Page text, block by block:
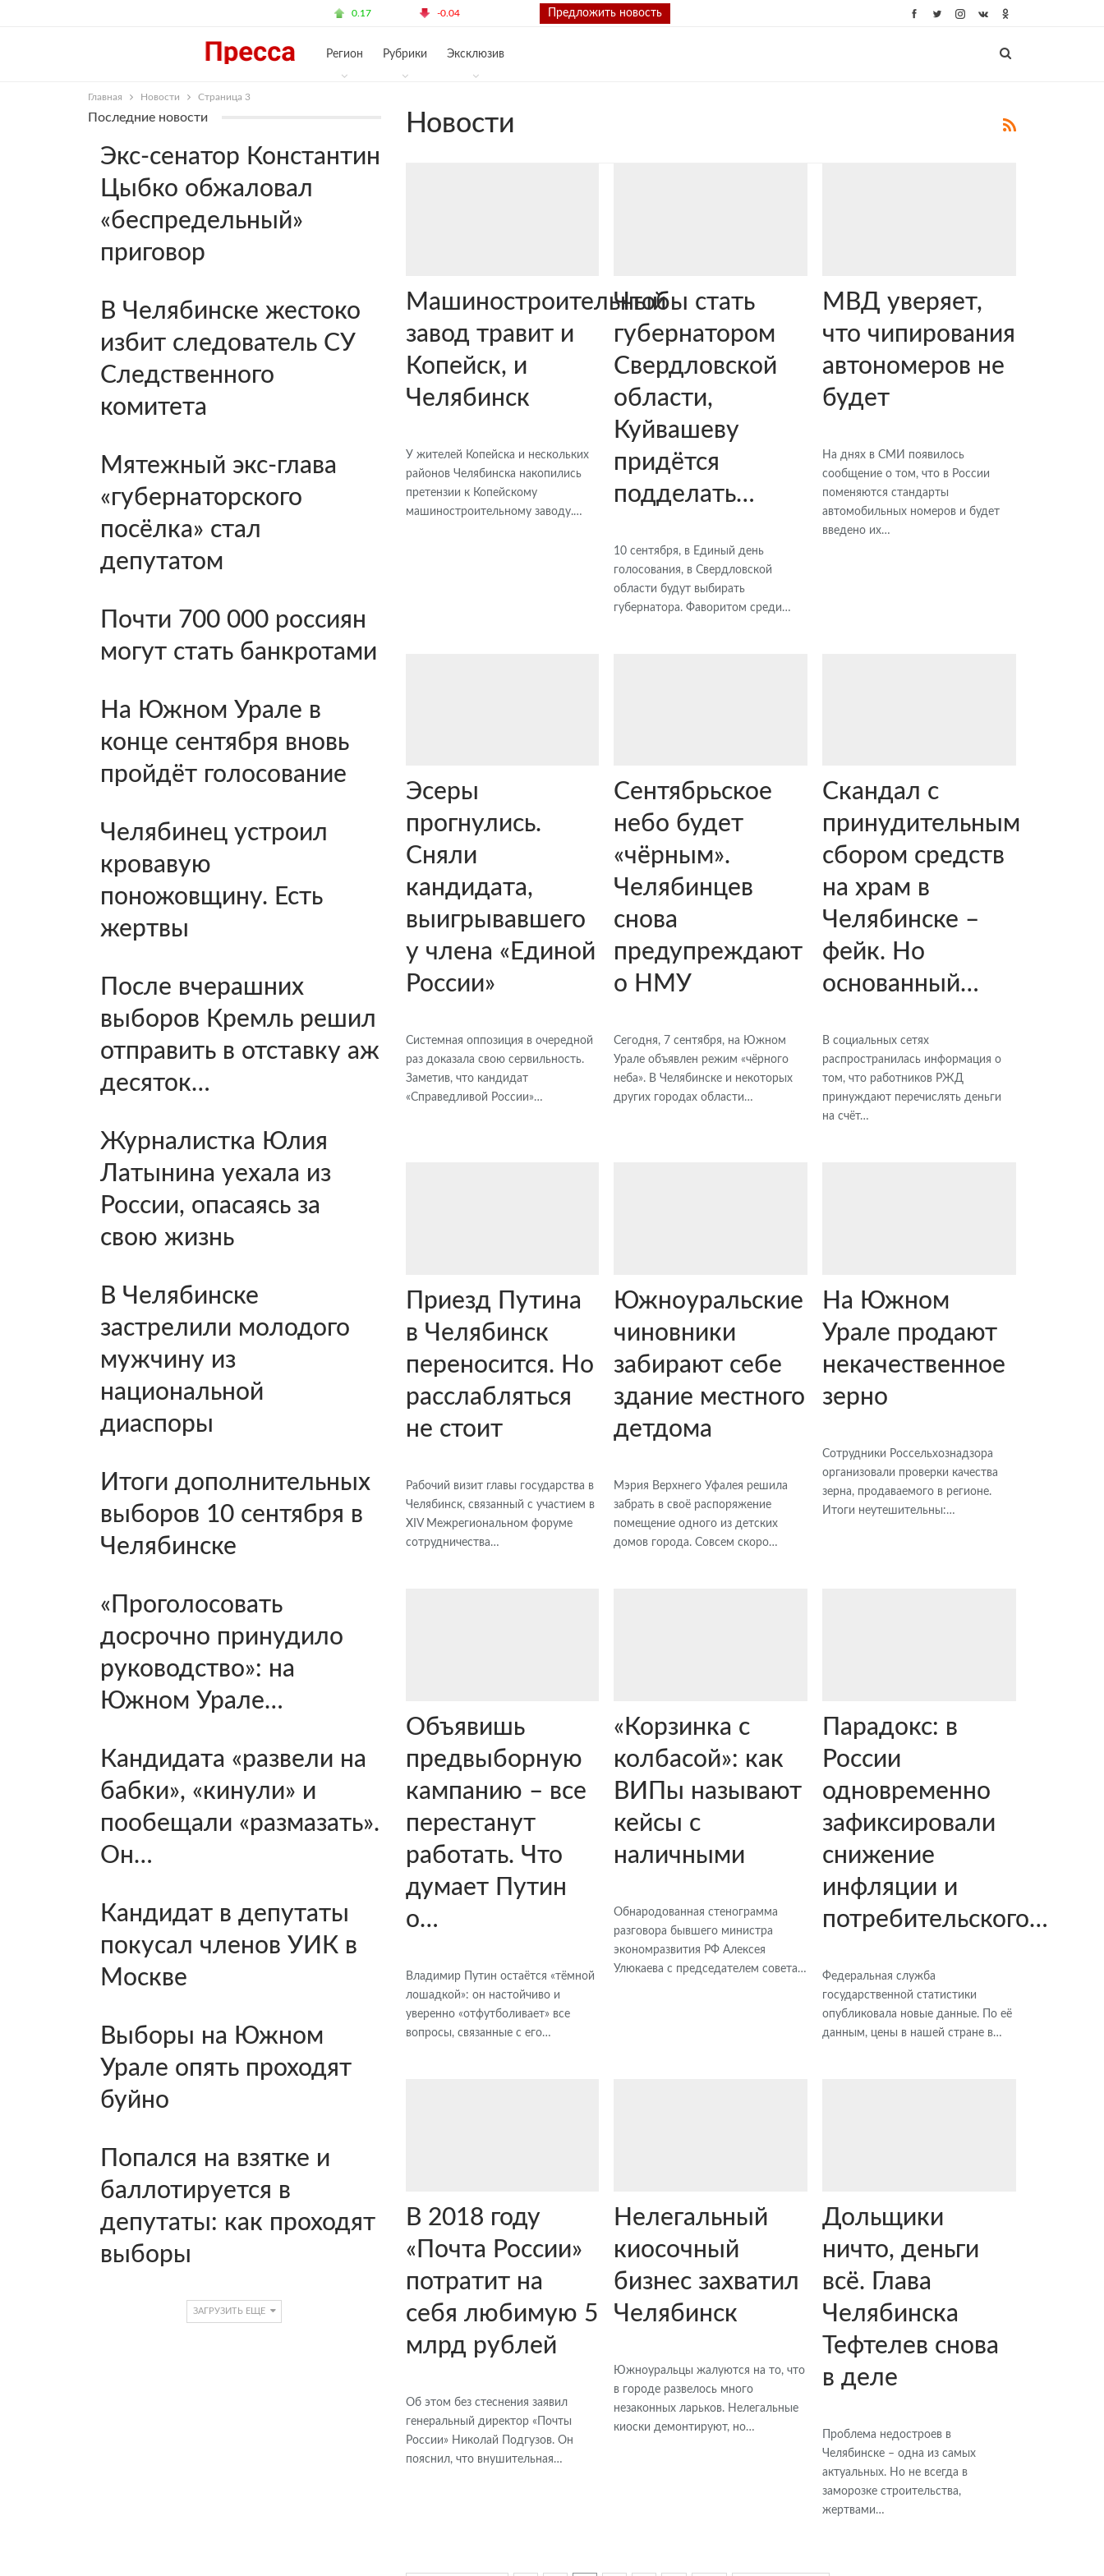
0.17 -0.04 Предложить новость
Регион Рубрики Эксклюзив
Главная Новости Страница 3
Новости
Машиностроительный
завод травит и
Копейск, и
Челябинск
У жителей Копейска и нескольких
районов Челябинска накопились
претензии к Копейскому
машиностроительному заводу.…
Чтобы стать
губернатором
Свердловской
области,
Куйвашеву
придётся
подделать…
10 сентября, в Единый день
голосования, в Свердловской
области будут выбирать
губернатора. Фаворитом среди…
МВД уверяет,
что чипирования
автономеров не
будет
На днях в СМИ появилось
сообщение о том, что в России
поменяются стандарты
автомобильных номеров и будет
введено их…
Эсеры
прогнулись.
Сняли
кандидата,
выигрывавшего
у члена «Единой
России»
Системная оппозиция в очередной
раз доказала свою сервильность.
Заметив, что кандидат
«Справедливой России»…
Сентябрьское
небо будет
«чёрным».
Челябинцев
снова
предупреждают
о НМУ
Сегодня, 7 сентября, на Южном
Урале объявлен режим «чёрного
неба». В Челябинске и некоторых
других городах области…
Скандал с
принудительным
сбором средств
на храм в
Челябинске –
фейк. Но
основанный…
В социальных сетях
распространилась информация о
том, что работников РЖД
принуждают перечислять деньги
на счёт…
Приезд Путина
в Челябинск
переносится. Но
расслабляться
не стоит
Рабочий визит главы государства в
Челябинск, связанный с участием в
XIV Межрегиональном форуме
сотрудничества…
Южноуральские
чиновники
забирают себе
здание местного
детдома
Мэрия Верхнего Уфалея решила
забрать в своё распоряжение
помещение одного из детских
домов города. Совсем скоро…
На Южном
Урале продают
некачественное
зерно
Сотрудники Россельхознадзора
организовали проверки качества
зерна, продаваемого в регионе.
Итоги неутешительны:…
Объявишь
предвыборную
кампанию – все
перестанут
работать. Что
думает Путин
о…
Владимир Путин остаётся «тёмной
лошадкой»: он настойчиво и
уверенно «отфутболивает» все
вопросы, связанные с его…
«Корзинка с
колбасой»: как
ВИПы называют
кейсы с
наличными
Обнародованная стенограмма
разговора бывшего министра
экономразвития РФ Алексея
Улюкаева с председателем совета…
Парадокс: в
России
одновременно
зафиксировали
снижение
инфляции и
потребительского…
Федеральная служба
государственной статистики
опубликовала новые данные. По её
данным, цены в нашей стране в…
В 2018 году
«Почта России»
потратит на
себя любимую 5
млрд рублей
Об этом без стеснения заявил
генеральный директор «Почты
России» Николай Подгузов. Он
пояснил, что внушительная…
Нелегальный
киосочный
бизнес захватил
Челябинск
Южноуральцы жалуются на то, что
в городе развелось много
незаконных ларьков. Нелегальные
киоски демонтируют, но…
Дольщики
ничто, деньги
всё. Глава
Челябинска
Тефтелев снова
в деле
Проблема недостроев в
Челябинске – одна из самых
актуальных. Но не всегда в
заморозке строительства,
жертвами…
Последние новости
Экс-сенатор Константин
Цыбко обжаловал
«беспредельный»
приговор
В Челябинске жестоко
избит следователь СУ
Следственного
комитета
Мятежный экс-глава
«губернаторского
посёлка» стал
депутатом
Почти 700 000 россиян
могут стать банкротами
На Южном Урале в
конце сентября вновь
пройдёт голосование
Челябинец устроил
кровавую
поножовщину. Есть
жертвы
После вчерашних
выборов Кремль решил
отправить в отставку аж
десяток…
Журналистка Юлия
Латынина уехала из
России, опасаясь за
свою жизнь
В Челябинске
застрелили молодого
мужчину из
национальной
диаспоры
Итоги дополнительных
выборов 10 сентября в
Челябинске
«Проголосовать
досрочно принудило
руководство»: на
Южном Урале…
Кандидата «развели на
бабки», «кинули» и
пообещали «размазать».
Он…
Кандидат в депутаты
покусал членов УИК в
Москве
Выборы на Южном
Урале опять проходят
буйно
Попался на взятке и
баллотируется в
депутаты: как проходят
выборы
ЗАГРУЗИТЬ ЕЩЕ